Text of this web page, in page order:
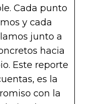
Cada punto
y cada
junto a
hacia
Este reporte
es la
con la